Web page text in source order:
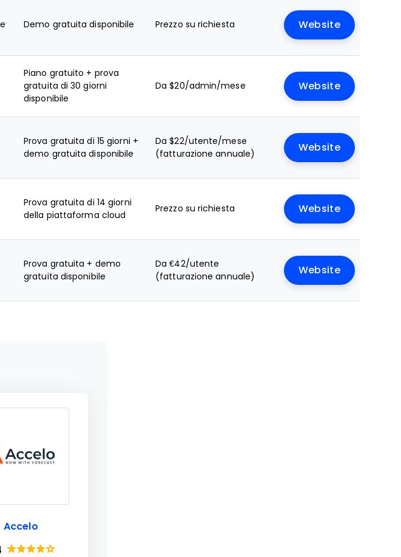
Demo gratuita disponibile Prezzo su richiesta Website
Piano gratuito + prova
gratuita di 30 giorni
disponibile
Da $20/admin/mese Website
Prova gratuita di 15 giorni +
demo gratuita disponibile
Da $22/utente/mese
(fatturazione annuale)
Website
Prova gratuita di 14 giorni
della piattaforma cloud
Prezzo su richiesta Website
Prova gratuita + demo
gratuita disponibile
Da €42/utente
(fatturazione annuale)
Website
Accelo